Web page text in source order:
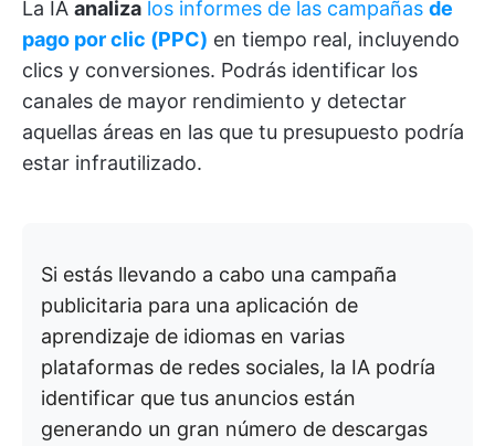
La IA analiza los informes de las campañas de
pago por clic (PPC) en tiempo real, incluyendo
clics y conversiones. Podrás identificar los
canales de mayor rendimiento y detectar
aquellas áreas en las que tu presupuesto podría
estar infrautilizado.
Si estás llevando a cabo una campaña
publicitaria para una aplicación de
aprendizaje de idiomas en varias
plataformas de redes sociales, la IA podría
identificar que tus anuncios están
generando un gran número de descargas